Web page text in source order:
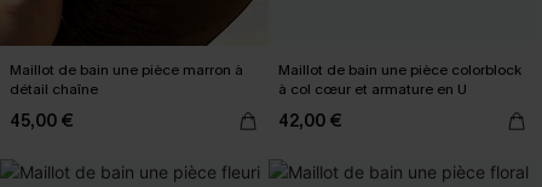
Maillot de bain une pièce marron à
détail chaîne
45,00 €
Maillot de bain une pièce colorblock
à col cœur et armature en U
42,00 €